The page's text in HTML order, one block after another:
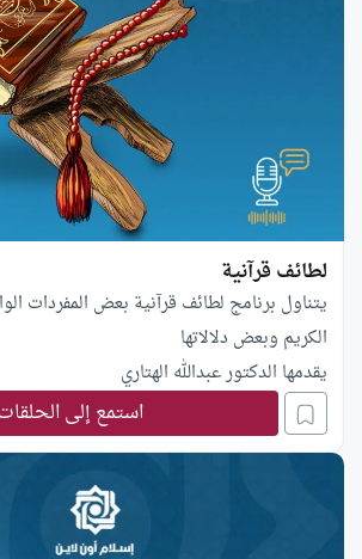
لطائف قرآنية
يتناول برنامج لطائف قرآنية بعض المفردات
الكريم وبعض دلالاتها
يقدمها الدكتور عبدالله الهتاري
استمع إلى